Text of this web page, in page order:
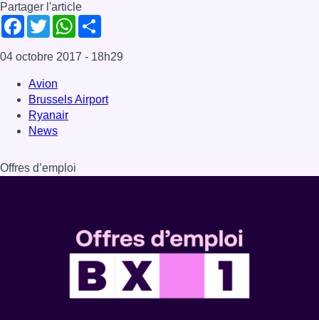
Partager l'article
Facebook
TwitterWhatsApp
04 octobre 2017 - 18h29
Avion
Brussels Airport
Ryanair
News
Offres d’emploi